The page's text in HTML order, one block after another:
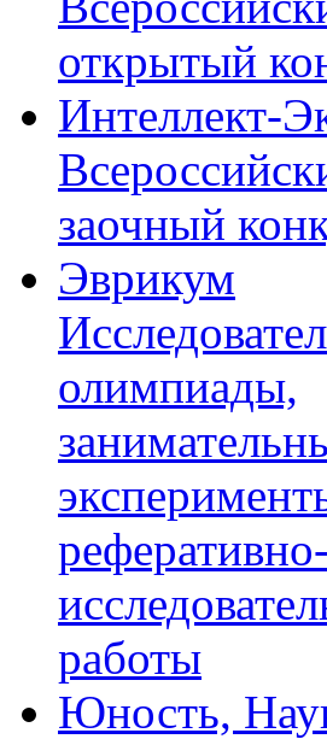
открытый
Интеллект-
заочный
Эврикум
олимпиады,
реферативно-
работы
Юность,